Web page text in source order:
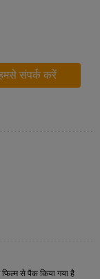
संपर्क करें
फिल्म से पैक किया गया है